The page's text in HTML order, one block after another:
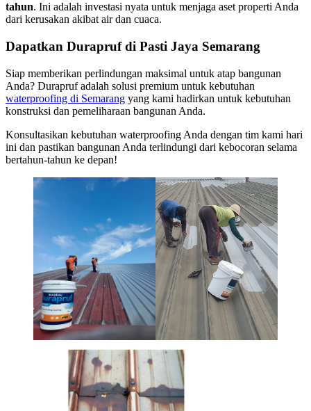
tahun. Ini adalah investasi nyata untuk menjaga aset properti Anda
dari kerusakan akibat air dan cuaca.
Dapatkan Durapruf di Pasti Jaya Semarang
Siap memberikan perlindungan maksimal untuk atap bangunan
Anda? Durapruf adalah solusi premium untuk kebutuhan
waterproofing di Semarang yang kami hadirkan untuk kebutuhan
konstruksi dan pemeliharaan bangunan Anda.
Konsultasikan kebutuhan waterproofing Anda dengan tim kami hari
ini dan pastikan bangunan Anda terlindungi dari kebocoran selama
bertahun-tahun ke depan!